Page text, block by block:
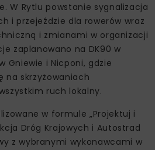
W Rytlu powstanie sygnalizacja
i przejeździe dla rowerów wraz
i zmianami w organizacji
zaplanowano na DK90 w
Gniewie i Nicponi, gdzie
na skrzyżowaniach
ruch lokalny.
w formule „Projektuj i
Dróg Krajowych i Autostrad
z wybranymi wykonawcami w